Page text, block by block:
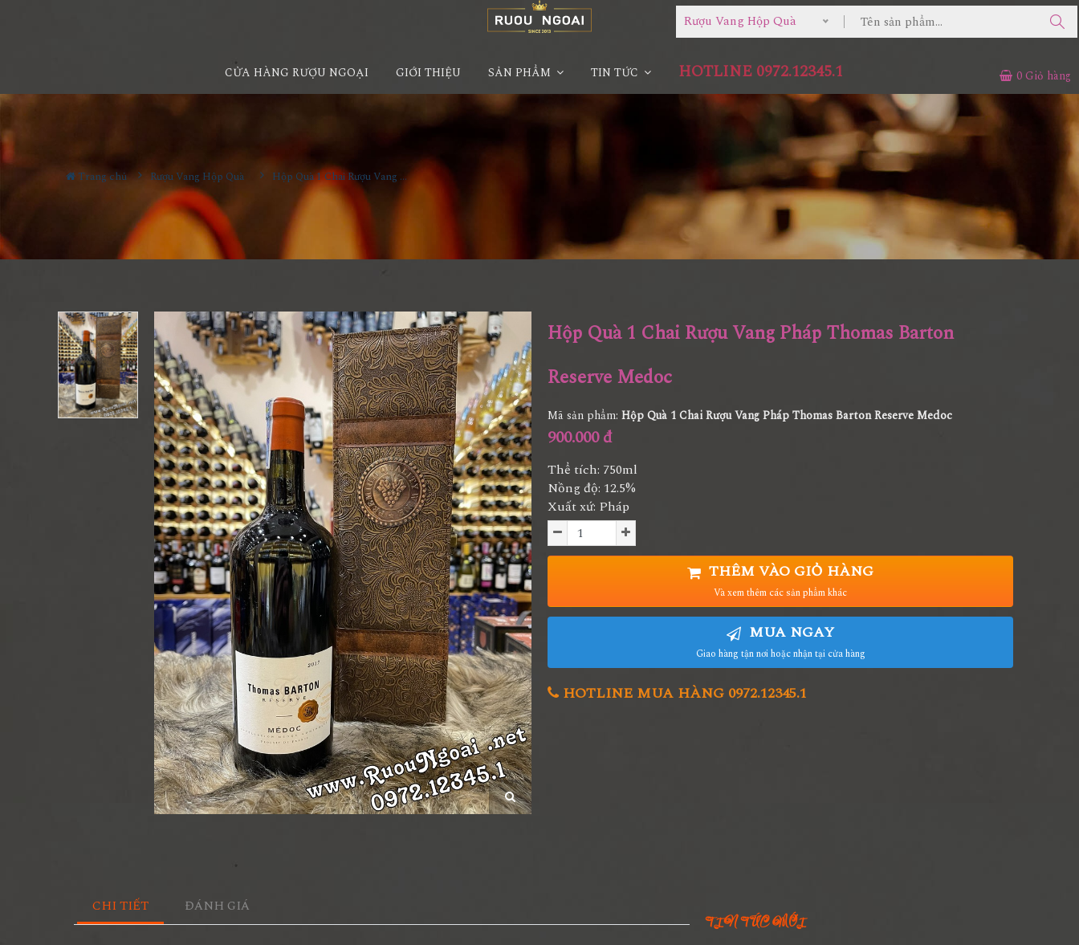
Rượu Vang Hộp Quà
CỬA HÀNG RƯỢU NGOẠI GIỚI THIỆU SẢN PHẨM TIN TỨC HOTLINE 0972.12345.1 0 Giỏ hàng
Trang chủ Rượu Vang Hộp Quà Hộp Quà 1 Chai Rượu Vang Pháp Thomas Barton Reserve Medoc
Hộp Quà 1 Chai Rượu Vang Pháp Thomas Barton
Reserve Medoc
Mã sản phẩm: Hộp Quà 1 Chai Rượu Vang Pháp Thomas Barton Reserve Medoc
900.000 đ
Thể tích: 750ml
Nồng độ: 12.5%
Xuất xứ: Pháp
THÊM VÀO GIỎ HÀNG
Và xem thêm các sản phẩm khác
MUA NGAY
Giao hàng tận nơi hoặc nhận tại cửa hàng
HOTLINE MUA HÀNG 0972.12345.1
CHI TIẾT ĐÁNH GIÁ
TIN TỨC MỚI